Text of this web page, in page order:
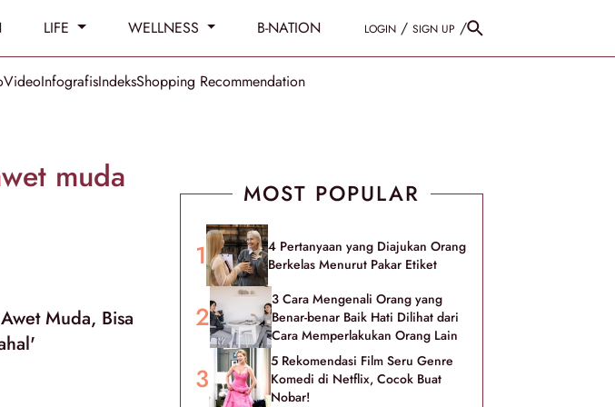
LIFE WELLNESS B-NATION LOGIN / SIGN UP /
VideoInfografisIndeksShopping Recommendation
muda
Muda, Bisa
MOST POPULAR
4 Pertanyaan yang Diajukan Orang
Berkelas Menurut Pakar Etiket
3 Cara Mengenali Orang yang
Benar-benar Baik Hati Dilihat dari
Cara Memperlakukan Orang Lain
5 Rekomendasi Film Seru Genre
Komedi di Netflix, Cocok Buat
Nobar!